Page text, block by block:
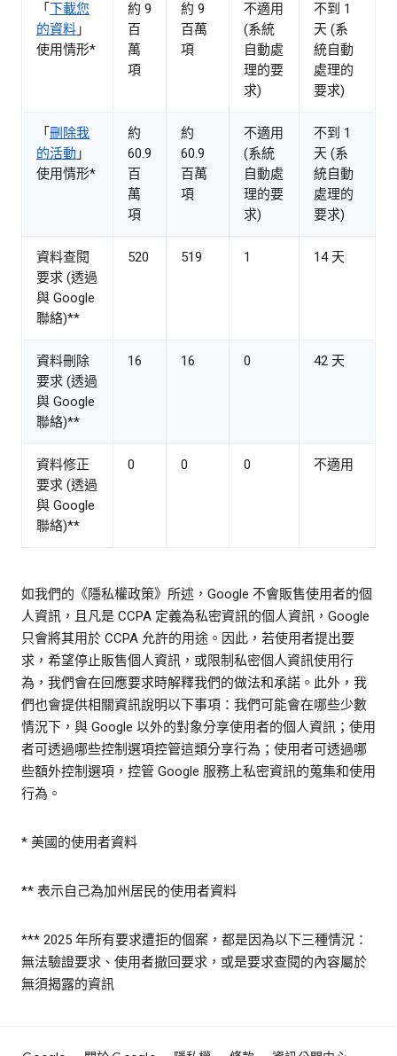
「 下載您
的資料 」
使用情形*
約 9
百
萬
項
約 9
百萬
項
不適用
(系統
自動處
理的要
求)
不到 1
天 (系
統自動
處理的
要求)
「 刪除我
的活動 」
使用情形*
約
60.9
百
萬
項
約
60.9
百萬
項
不適用
(系統
自動處
理的要
求)
不到 1
天 (系
統自動
處理的
要求)
資料查閱
要求 (透過
與 Google
聯絡)**
520 519 1 14 天
資料刪除
要求 (透過
與 Google
聯絡)**
16 16 0 42 天
資料修正
要求 (透過
與 Google
聯絡)**
0 0 0 不適用
如我們的《隱私權政策》所述，Google 不會販售使用者的個
人資訊，且凡是 CCPA 定義為私密資訊的個人資訊，Google
只會將其用於 CCPA 允許的用途。因此，若使用者提出要
求，希望停止販售個人資訊，或限制私密個人資訊使用行
為，我們會在回應要求時解釋我們的做法和承諾。此外，我
們也會提供相關資訊說明以下事項：我們可能會在哪些少數
情況下，與 Google 以外的對象分享使用者的個人資訊；使用
者可透過哪些控制選項控管這類分享行為；使用者可透過哪
些額外控制選項，控管 Google 服務上私密資訊的蒐集和使用
行為。
* 美國的使用者資料
** 表示自己為加州居民的使用者資料
*** 2025 年所有要求遭拒的個案，都是因為以下三種情況：
無法驗證要求、使用者撤回要求，或是要求查閱的內容屬於
無須揭露的資訊